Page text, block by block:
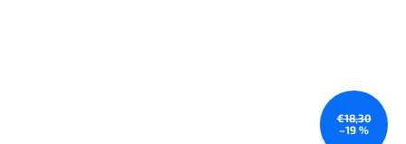
€18,30
–19 %